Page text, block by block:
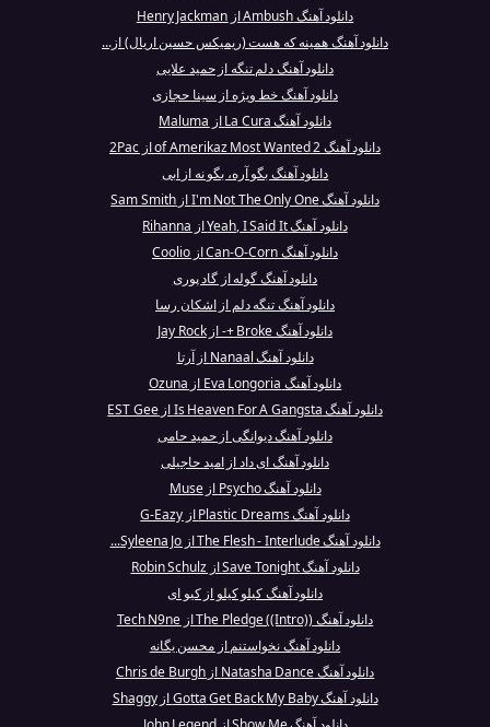
دانلود آهنگ Ambush از Henry Jackman
دانلود آهنگ همینه که هست (ریمیکس حسین اریال) از...
دانلود آهنگ دلم تنگه از حمید علایی
دانلود آهنگ خط ویژه از سینا حجازی
دانلود آهنگ La Cura از Maluma
دانلود آهنگ 2 of Amerikaz Most Wanted از 2Pac
دانلود آهنگ بگو آره، بگو نه از ابی
دانلود آهنگ I'm Not The Only One از Sam Smith
دانلود آهنگ Yeah, I Said It از Rihanna
دانلود آهنگ Can-O-Corn از Coolio
دانلود آهنگ گوله از گاد پوری
دانلود آهنگ تنگه دلم از اشکان رسا
دانلود آهنگ Broke +- از Jay Rock
دانلود آهنگ Nanaal از آرتا
دانلود آهنگ Eva Longoria از Ozuna
دانلود آهنگ Is Heaven For A Gangsta از EST Gee
دانلود آهنگ دیوانگی از حمید حامی
دانلود آهنگ ای داد از امید حاجیلی
دانلود آهنگ Psycho از Muse
دانلود آهنگ Plastic Dreams از G-Eazy
دانلود آهنگ The Flesh - Interlude از Syleena Jo...
دانلود آهنگ Save Tonight از Robin Schulz
دانلود آهنگ کیلو کیلو از کیو ای
دانلود آهنگ The Pledge ((Intro)) از Tech N9ne
دانلود آهنگ نخواستنم از محسن یگانه
دانلود آهنگ Natasha Dance از Chris de Burgh
دانلود آهنگ Gotta Get Back My Baby از Shaggy